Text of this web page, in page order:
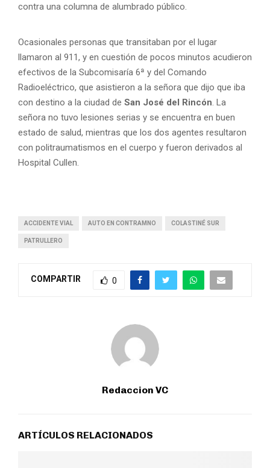
contra una columna de alumbrado público.
Ocasionales personas que transitaban por el lugar
llamaron al 911, y en cuestión de pocos minutos acudieron
efectivos de la Subcomisaría 6ª y del Comando
Radioeléctrico, que asistieron a la señora que dijo que iba
con destino a la ciudad de San José del Rincón . La
señora no tuvo lesiones serias y se encuentra en buen
estado de salud, mientras que los dos agentes resultaron
con politraumatismos en el cuerpo y fueron derivados al
Hospital Cullen.
ACCIDENTE VIAL AUTO EN CONTRAMNO COLASTINÉ SUR
PATRULLERO
COMPARTIR 0
Redaccion VC
ARTÍCULOS RELACIONADOS